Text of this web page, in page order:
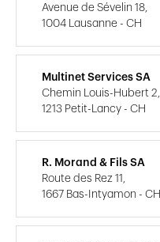
Avenue de Sévelin 18,
1004 Lausanne - CH
Multinet Services SA
Chemin Louis-Hubert 2,
1213 Petit-Lancy - CH
R. Morand & Fils SA
Route des Rez 11,
1667 Bas-Intyamon - CH